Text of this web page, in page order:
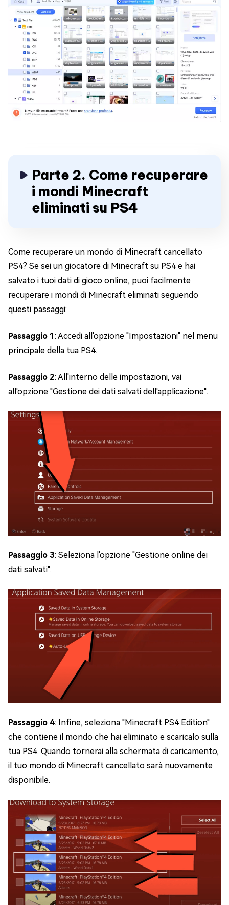
Parte 2. Come recuperare
i mondi Minecraft
eliminati su PS4
Come recuperare un mondo di Minecraft cancellato
PS4? Se sei un giocatore di Minecraft su PS4 e hai
salvato i tuoi dati di gioco online, puoi facilmente
recuperare i mondi di Minecraft eliminati seguendo
questi passaggi:
Passaggio 1 : Accedi all'opzione "Impostazioni" nel menu
principale della tua PS4.
Passaggio 2: All'interno delle impostazioni, vai
all'opzione "Gestione dei dati salvati dell'applicazione".
Passaggio 3: Seleziona l'opzione "Gestione online dei
dati salvati".
Passaggio 4: Infine, seleziona "Minecraft PS4 Edition"
che contiene il mondo che hai eliminato e scaricalo sulla
tua PS4. Quando tornerai alla schermata di caricamento,
il tuo mondo di Minecraft cancellato sarà nuovamente
disponibile.